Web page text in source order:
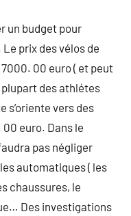
un budget pour
Le prix des vélos de
00 euro ( et peut
plupart des athlétes
s’oriente vers des
euro. Dans le
pas négliger
automatiques ( les
chaussures, le
Des investigations